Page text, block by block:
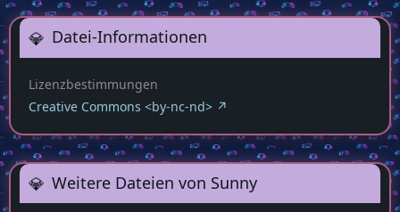
Datei-Informationen
Lizenzbestimmungen
Creative Commons <by-nc-nd>
Weitere Dateien von Sunny